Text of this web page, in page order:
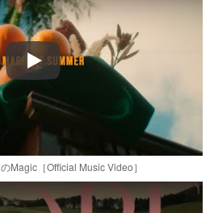
Play
Magic［Official Music Video］